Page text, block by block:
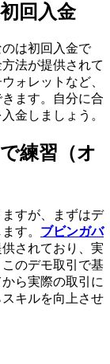
回入金
は初回入金で
法が提供されて
ォレットなど、
ます。自分に合
金しましょう。
練習（オ
すが、まずはデ
す。 ブビンガバ
されており、実
のデモ取引で基
ら実際の取引に
キルを向上させ